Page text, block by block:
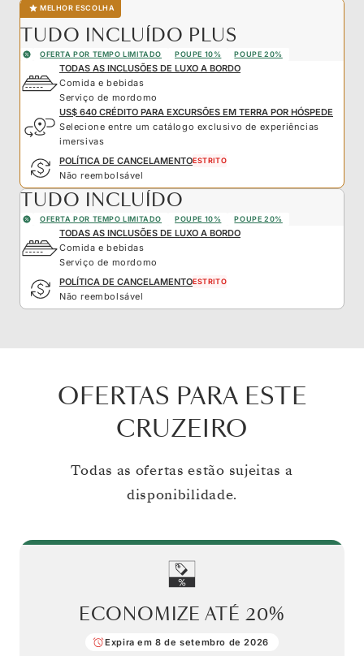
MELHOR ESCOLHA
TUDO INCLUÍDO PLUS
OFERTA POR TEMPO LIMITADO POUPE 10% POUPE 20%
TODAS AS INCLUSÕES DE LUXO A BORDO
Comida e bebidas
Serviço de mordomo
US$ 640 CRÉDITO PARA EXCURSÕES EM TERRA POR HÓSPEDE
Selecione entre um catálogo exclusivo de experiências
imersivas
POLÍTICA DE CANCELAMENTOESTRITO
Não reembolsável
TUDO INCLUÍDO
OFERTA POR TEMPO LIMITADO POUPE 10% POUPE 20%
TODAS AS INCLUSÕES DE LUXO A BORDO
Comida e bebidas
Serviço de mordomo
POLÍTICA DE CANCELAMENTOESTRITO
Não reembolsável
OFERTAS PARA ESTE
CRUZEIRO
Todas as ofertas estão sujeitas a
disponibilidade.
ECONOMIZE ATÉ 20%
Expira em 8 de setembro de 2026